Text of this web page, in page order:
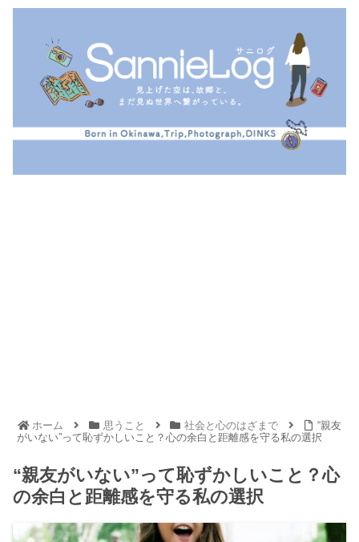
ホーム 思うこと 社会と心のはざまで
“親友
がいない”って恥ずかしいこと？心の余白と距離感を守る私の選択
“親友がいない”って恥ずかしいこと？心
の余白と距離感を守る私の選択